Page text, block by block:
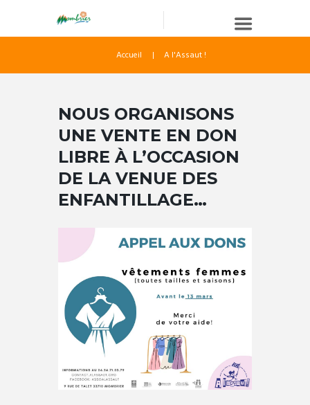
Accueil A l'Assaut !
NOUS ORGANISONS
UNE VENTE EN DON
LIBRE À L’OCCASION
DE LA VENUE DES
ENFANTILLAGE…